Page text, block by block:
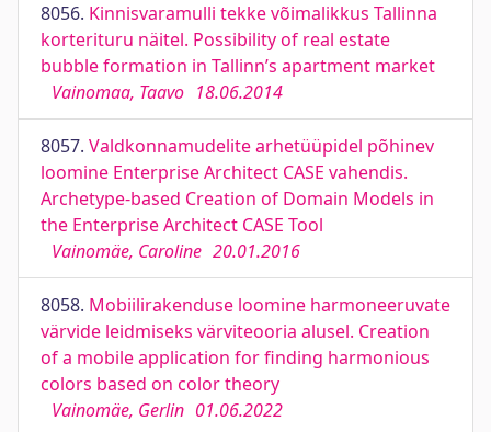
8056. Kinnisvaramulli tekke võimalikkus Tallinna
korterituru näitel. Possibility of real estate
bubble formation in Tallinn’s apartment market
Vainomaa, Taavo 18.06.2014
8057. Valdkonnamudelite arhetüüpidel põhinev
loomine Enterprise Architect CASE vahendis.
Archetype-based Creation of Domain Models in
the Enterprise Architect CASE Tool
Vainomäe, Caroline 20.01.2016
8058. Mobiilirakenduse loomine harmoneeruvate
värvide leidmiseks värviteooria alusel. Creation
of a mobile application for finding harmonious
colors based on color theory
Vainomäe, Gerlin 01.06.2022